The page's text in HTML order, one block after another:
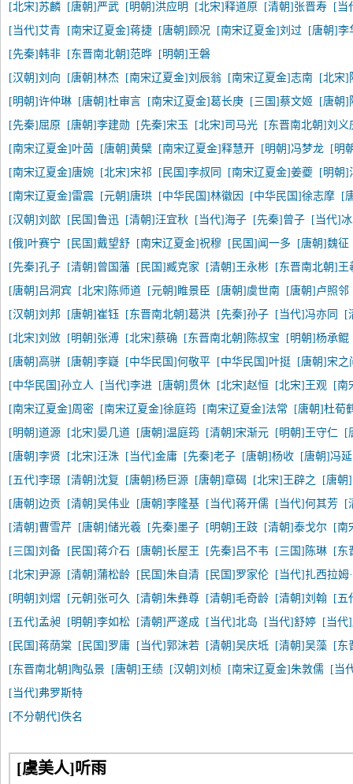
[北宋]苏麟
[唐朝]严武 [明朝]洪应明 [北宋]释道原 [清朝]张晋寿
[当
[当代]艾青
[南宋辽夏金]蒋捷 [唐朝]顾况 [南宋辽夏金]刘过
[唐朝]李
[先秦]韩非
[东晋南北朝]范晔
[明朝]王磐
[汉朝]刘向
[唐朝]林杰 [南宋辽夏金]刘辰翁 [南宋辽夏金]志南
[北宋]
[明朝]许仲琳
[唐朝]杜审言 [南宋辽夏金]葛长庚 [三国]蔡文姬
[唐朝]
[先秦]屈原
[唐朝]李建勋 [先秦]宋玉 [北宋]司马光
[东晋南北朝]刘义
[南宋辽夏金]叶茵
[唐朝]黄檗 [南宋辽夏金]释慧开 [明朝]冯梦龙
[明
[南宋辽夏金]唐婉
[北宋]宋祁 [民国]李叔同 [南宋辽夏金]姜夔
[明朝]
[南宋辽夏金]雷震
[元朝]唐珙 [中华民国]林徽因 [中华民国]徐志摩
[
[汉朝]刘歆
[民国]鲁迅 [清朝]汪宜秋 [当代]海子 [先秦]曾子
[当代]
[俄]叶赛宁
[民国]戴望舒 [南宋辽夏金]祝穆 [民国]闻一多
[唐朝]魏征
[先秦]孔子
[清朝]曾国藩 [民国]臧克家 [清朝]王永彬
[东晋南北朝]王
[唐朝]吕洞宾
[北宋]陈师道 [元朝]睢景臣 [唐朝]虞世南
[唐朝]卢照邻
[汉朝]刘邦
[唐朝]崔钰 [东晋南北朝]葛洪 [先秦]孙子 [当代]冯亦同
[
[北宋]刘攽
[明朝]张溥 [北宋]蔡确 [东晋南北朝]陈叔宝
[明朝]杨承鲲
[唐朝]高骈
[唐朝]李嶷 [中华民国]何敬平 [中华民国]叶挺
[唐朝]宋之
[中华民国]孙立人
[当代]李进 [唐朝]贯休 [北宋]赵恒 [北宋]王观
[南
[南宋辽夏金]周密
[南宋辽夏金]徐庭筠 [南宋辽夏金]法常
[唐朝]杜荀
[明朝]道源
[北宋]晏几道 [唐朝]温庭筠 [清朝]宋渐元 [明朝]王守仁
[
[唐朝]李贤
[北宋]汪洙 [当代]金庸 [先秦]老子 [唐朝]杨收
[唐朝]冯
[五代]李璟
[清朝]沈复 [唐朝]杨巨源 [唐朝]章碣 [北宋]王辟之
[唐朝
[唐朝]边贡
[清朝]吴伟业 [唐朝]李隆基 [当代]蒋开儒 [当代]何其芳
[
[清朝]曹雪芹
[唐朝]储光羲 [先秦]墨子 [明朝]王跂 [清朝]泰戈尔
[南
[三国]刘备
[民国]蒋介石 [唐朝]长屋王 [先秦]吕不韦 [三国]陈琳
[东
[北宋]尹源
[清朝]蒲松龄 [民国]朱自清 [民国]罗家伦
[当代]扎西拉
[明朝]刘熠
[元朝]张可久 [清朝]朱彝尊 [清朝]毛奇龄 [清朝]刘翰
[五
[五代]孟昶
[明朝]李如松 [清朝]严遂成 [当代]北岛 [当代]舒婷
[当代
[民国]蒋荫棠
[民国]罗庸 [当代]郭沫若 [清朝]吴庆坻 [清朝]吴藻
[东
[东晋南北朝]陶弘景
[唐朝]王绩 [汉朝]刘桢 [南宋辽夏金]朱敦儒
[当
[当代]弗罗斯特
[不分朝代]佚名
[虞美人]听雨